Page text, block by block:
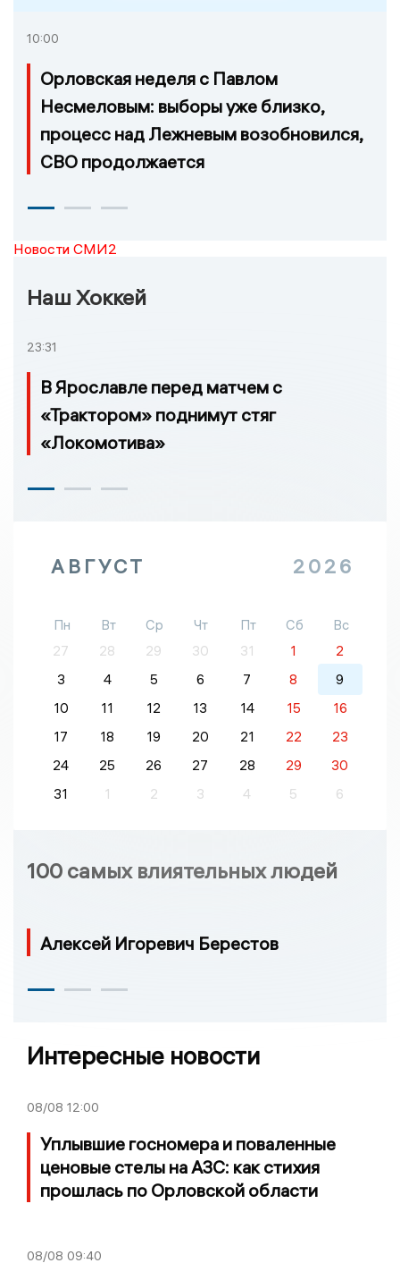
10:00
Орловская неделя с Павлом
Несмеловым: выборы уже близко,
процесс над Лежневым возобновился,
СВО продолжается
Новости СМИ2
Наш Хоккей
23:31
В Ярославле перед матчем с
«Трактором» поднимут стяг
«Локомотива»
АВГУСТ 2026
Пн Вт Ср Чт Пт Сб
Вс
27
28 29 30 31 1
2
3
4 5 6 7 8
9
10
11 12 13 14 15
16
17
18 19 20 21 22
23
24
25 26 27 28 29
30
31
1 2 3 4 5 6
100 самых влиятельных людей
Алексей Игоревич Берестов
Интересные новости
08/08 12:00
Уплывшие госномера и поваленные
ценовые стелы на АЗС: как стихия
прошлась по Орловской области
08/08 09:40